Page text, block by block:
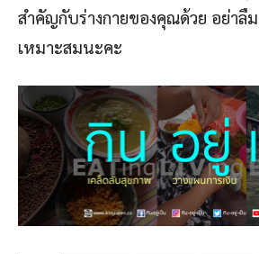
สำคัญกับร่างกายของคุณด้วย อย่าลื
เหมาะสมนะคะ